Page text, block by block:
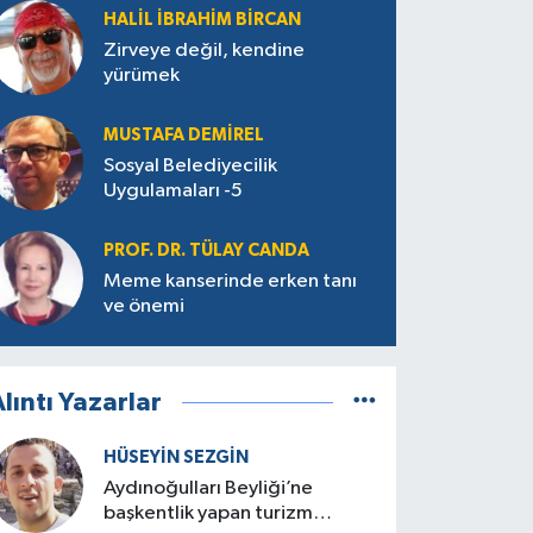
HALIL İBRAHIM BIRCAN
Zirveye değil, kendine
yürümek
MUSTAFA DEMIREL
Sosyal Belediyecilik
Uygulamaları -5
PROF. DR. TÜLAY CANDA
Meme kanserinde erken tanı
ve önemi
Yazarlar
HÜSEYIN SEZGIN
Aydınoğulları Beyliği’ne
başkentlik yapan turizm